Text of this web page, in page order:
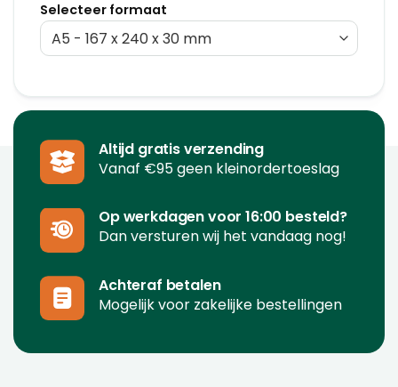
Selecteer formaat
Altijd gratis verzending
Vanaf €95 geen kleinordertoeslag
Op werkdagen voor 16:00 besteld?
Dan versturen wij het vandaag nog!
Achteraf betalen
Mogelijk voor zakelijke bestellingen